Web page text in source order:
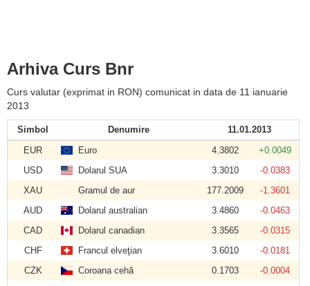
Arhiva Curs Bnr
Curs valutar (exprimat in RON) comunicat in data de 11 ianuarie
2013
Simbol Denumire
11.01.2013
EUR
Euro 4.3802
+0.0049
USD
Dolarul SUA 3.3010
-0.0383
XAU
Gramul de aur 177.2009
-1.3601
AUD
Dolarul australian 3.4860
-0.0463
CAD
Dolarul canadian 3.3565
-0.0315
CHF
Francul elveţian 3.6010
-0.0181
CZK
Coroana cehă 0.1703
-0.0004